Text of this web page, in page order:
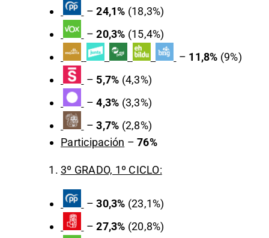
–24,1% (18,3%)
–20,3% (15,4%)
– 11,8% (9%)
– 5,7% (4,3%)
–4,3% (3,3%)
–3,7% (2,8%)
Participación – 76%
3º GRADO, 1º CICLO:
–30,3% (23,1%)
–27,3% (20,8%)